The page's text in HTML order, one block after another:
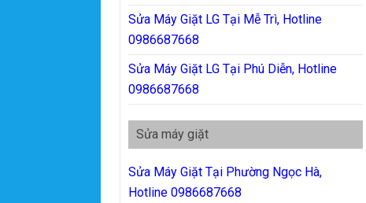
Sửa Máy Giặt LG Tại Mễ Trì, Hotline
0986687668
Sửa Máy Giặt LG Tại Phú Diễn, Hotline
0986687668
Sửa máy giặt
Sửa Máy Giặt Tại Phường Ngọc Hà,
Hotline 0986687668